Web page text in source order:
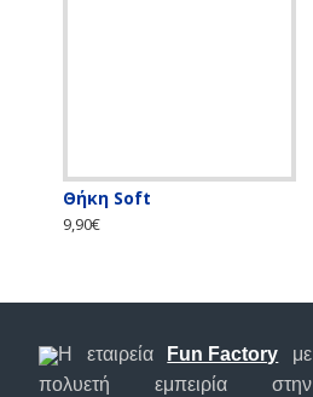
Θήκη Soft
9,90€
Η εταιρεία Fun Factory
με
πολυετή εμπειρία στην